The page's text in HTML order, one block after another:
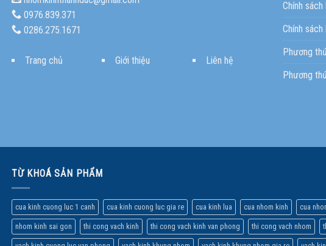
0976.839.371
0286.275.1671
Trang chủ Giới thiệu Liên hệ
Chính sách
Chính sách
Phương
Phương
TỪ KHOÁ SẢN PHẨM
cua kinh cuong luc 1 canh cua kinh cuong luc gia re cua kinh lua cua nhom kinh cua
nhom kinh sai gon thi cong vach kinh thi cong vach kinh van phong thi cong vach nhom